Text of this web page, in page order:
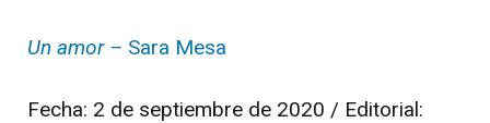
Un amor – Sara Mesa
Fecha: 2 de septiembre de 2020 / Editorial: